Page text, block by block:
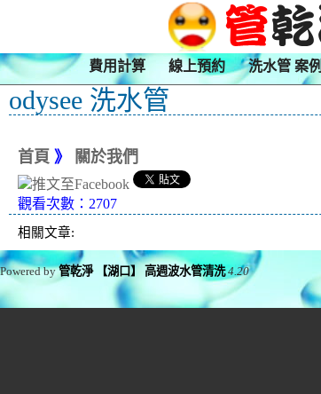
費用計算 線上預約 洗水管 案例
odysee 洗水管
首頁 》 關於我們
觀看次數：2707
相關文章:
Powered by管乾淨 【湖口】 高週波水管清洗 4.20